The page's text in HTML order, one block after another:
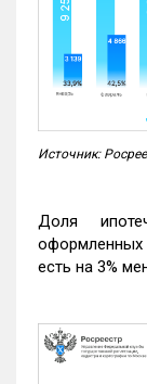
Источник:
Доля
есть на 3%